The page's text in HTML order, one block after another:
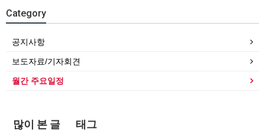
Category
공지사항
보도자료/기자회견
월간 주요일정
많이 본 글 태그